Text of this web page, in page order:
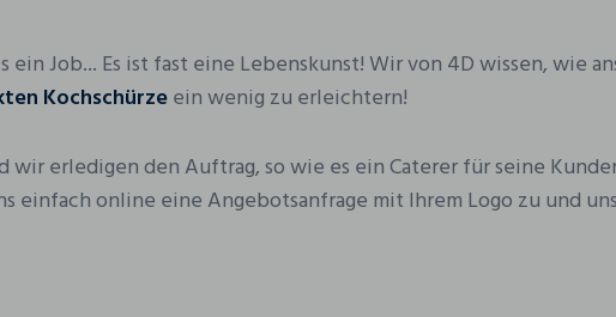
ein Job... Es ist fast eine Lebenskunst! Wir von 4D wissen, wie
Kochschürzeein wenig zu erleichtern!
wir erledigen den Auftrag, so wie es ein Caterer für seine
einfach online eine Angebotsanfrage mit Ihrem Logo zu und